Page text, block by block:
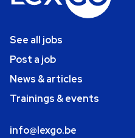
See all jobs
Post a job
News & articles
Trainings & events
info@lexgo.be